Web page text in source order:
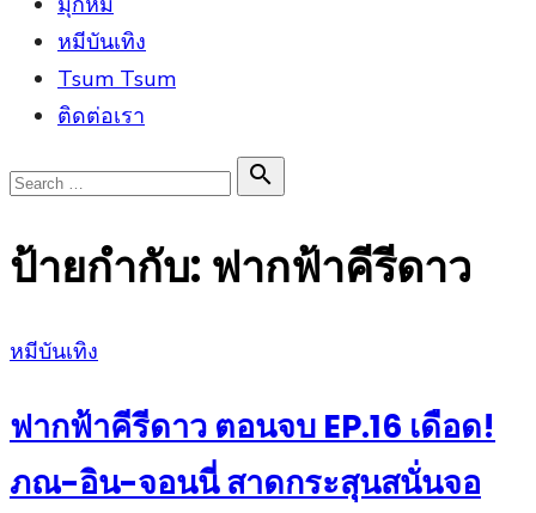
หมีบันเทิง
Tsum Tsum
ติดต่อเรา
Search

Search
ป้ายกำกับ: ฟากฟ้าคีรีดาว
Posted
หมีบันเทิง
ฟากฟ้าคีรีดาว ตอนจบ EP.16 เดือด!
ภณ-อิน-จอนนี่ สาดกระสุนสนั่นจอ